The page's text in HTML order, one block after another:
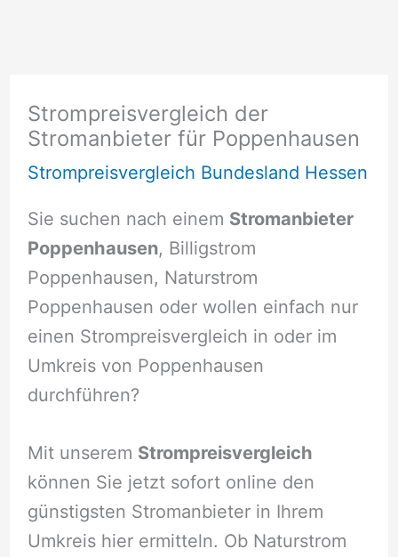
Strompreisvergleich der
Stromanbieter für Poppenhausen
Strompreisvergleich Bundesland Hessen
Sie suchen nach einem Stromanbieter
Poppenhausen, Billigstrom
Poppenhausen, Naturstrom
Poppenhausen oder wollen einfach nur
einen Strompreisvergleich in oder im
Umkreis von Poppenhausen
durchführen?
Mit unserem Strompreisvergleich
können Sie jetzt sofort online den
günstigsten Stromanbieter in Ihrem
Umkreis hier ermitteln. Ob Naturstrom